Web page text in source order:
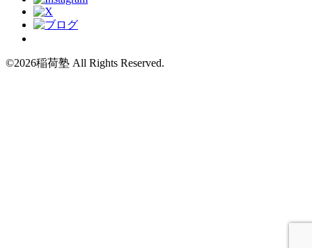
©2026稲荷塾 All Rights Reserved.